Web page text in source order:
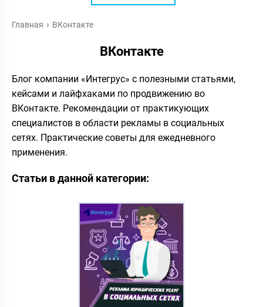
Главная ВКонтакте
ВКонтакте
Блог компании «Интегрус» с полезными статьями,
кейсами и лайфхаками по продвижению во
ВКонтакте. Рекомендации от практикующих
специалистов в области рекламы в социальных
сетях. Практические советы для ежедневного
применения.
Статьи в данной категории: